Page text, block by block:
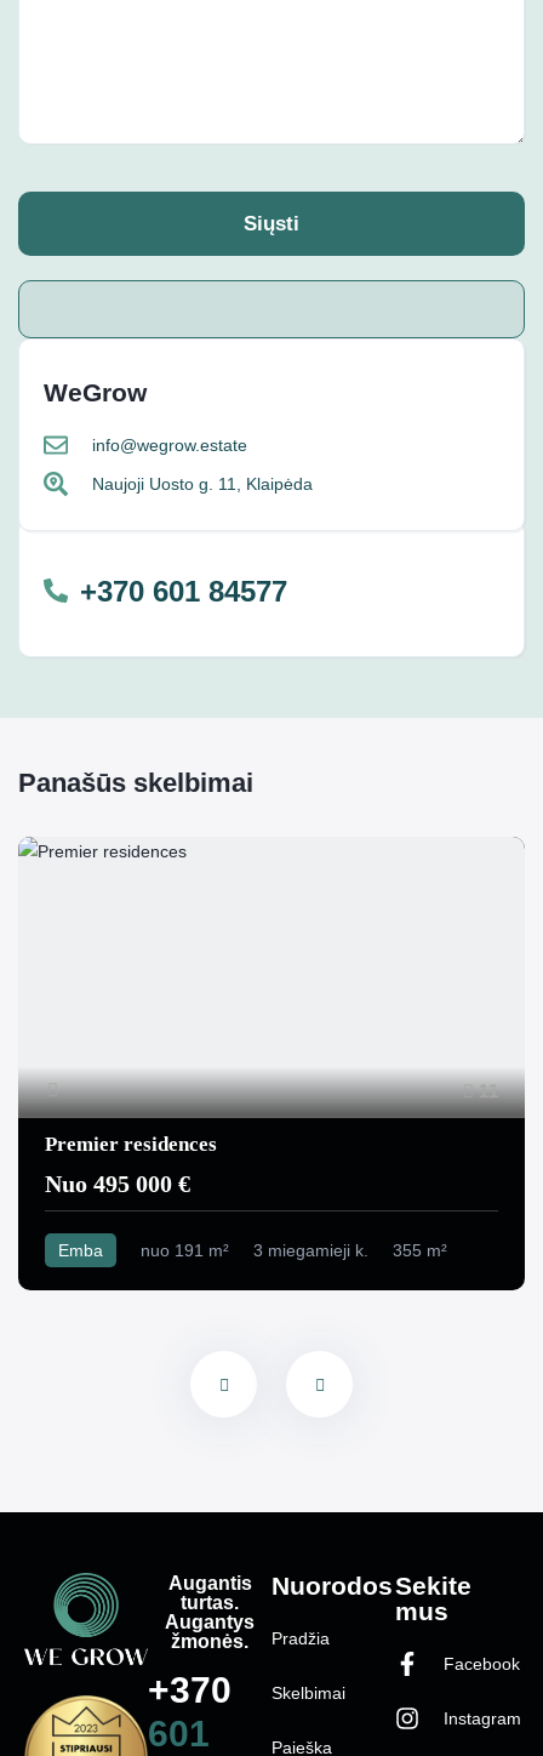
Siųsti
WeGrow
info@wegrow.estate
Naujoji Uosto g. 11, Klaipėda
+370 601 84577
Panašūs skelbimai
11
Premier residences
Nuo 495 000 €
Emba nuo 191 m² 3 miegamieji k. 355 m²
Nuorodos
Pradžia
Skelbimai
Paieška
Sekite
mus
Facebook
Instagram
Augantis
turtas.
Augantys
žmonės.
+370
601